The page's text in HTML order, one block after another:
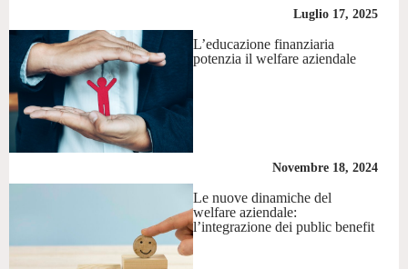
Luglio 17, 2025
L’educazione finanziaria
potenzia il welfare aziendale
Novembre 18, 2024
Le nuove dinamiche del
welfare aziendale:
l’integrazione dei public benefit